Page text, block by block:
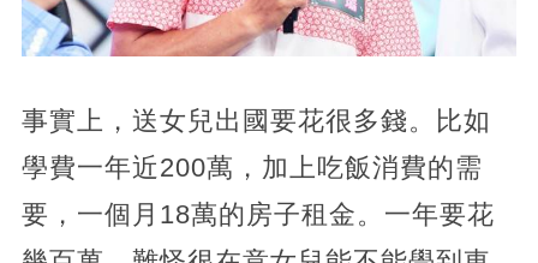
事實上，送女兒出國要花很多錢。比如
學費一年近200萬，加上吃飯消費的需
要，一個月18萬的房子租金。一年要花